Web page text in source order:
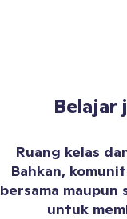
Belajar
Ruang kelas
Bahkan,
bersama maupun
untuk